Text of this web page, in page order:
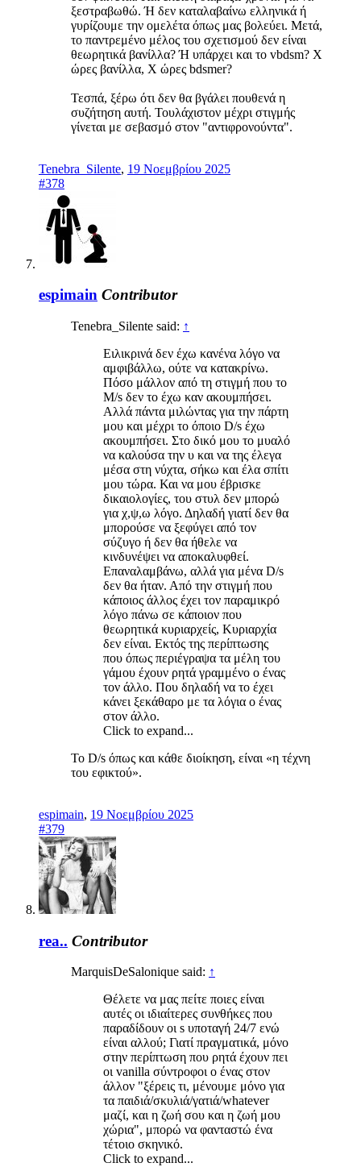
ξεστραβωθώ. Ή δεν καταλαβαίνω ελληνικά ή
γυρίζουμε την ομελέτα όπως μας βολεύει. Μετά,
το παντρεμένο μέλος του σχετισμού δεν είναι
θεωρητικά βανίλλα? Ή υπάρχει και το vbdsm? Χ
ώρες βανίλλα, Χ ώρες bdsmer?
Τεσπά, ξέρω ότι δεν θα βγάλει πουθενά η
συζήτηση αυτή. Τουλάχιστον μέχρι στιγμής
γίνεται με σεβασμό στον "αντιφρονούντα".
Tenebra_Silente, 19 Νοεμβρίου 2025
#378
espimain Contributor
Tenebra_Silente said: ↑
Ειλικρινά δεν έχω κανένα λόγο να
αμφιβάλλω, ούτε να κατακρίνω.
Πόσο μάλλον από τη στιγμή που το
M/s δεν το έχω καν ακουμπήσει.
Αλλά πάντα μιλώντας για την πάρτη
μου και μέχρι το όποιο D/s έχω
ακουμπήσει. Στο δικό μου το μυαλό
να καλούσα την υ και να της έλεγα
μέσα στη νύχτα, σήκω και έλα σπίτι
μου τώρα. Και να μου έβρισκε
δικαιολογίες, του στυλ δεν μπορώ
για χ,ψ,ω λόγο. Δηλαδή γιατί δεν θα
μπορούσε να ξεφύγει από τον
σύζυγο ή δεν θα ήθελε να
κινδυνέψει να αποκαλυφθεί.
Επαναλαμβάνω, αλλά για μένα D/s
δεν θα ήταν. Από την στιγμή που
κάποιος άλλος έχει τον παραμικρό
λόγο πάνω σε κάποιον που
θεωρητικά κυριαρχείς, Κυριαρχία
δεν είναι. Εκτός της περίπτωσης
που όπως περιέγραψα τα μέλη του
γάμου έχουν ρητά γραμμένο ο ένας
τον άλλο. Που δηλαδή να το έχει
κάνει ξεκάθαρο με τα λόγια ο ένας
στον άλλο.
Click to expand...
Το D/s όπως και κάθε διοίκηση, είναι «η τέχνη
του εφικτού».
espimain, 19 Νοεμβρίου 2025
#379
rea.. Contributor
MarquisDeSalonique said: ↑
Θέλετε να μας πείτε ποιες είναι
αυτές οι ιδιαίτερες συνθήκες που
παραδίδουν οι s υποταγή 24/7 ενώ
είναι αλλού; Γιατί πραγματικά, μόνο
στην περίπτωση που ρητά έχουν πει
οι vanilla σύντροφοι ο ένας στον
άλλον "ξέρεις τι, μένουμε μόνο για
τα παιδιά/σκυλιά/γατιά/whatever
μαζί, και η ζωή σου και η ζωή μου
χώρια", μπορώ να φανταστώ ένα
τέτοιο σκηνικό.
Click to expand...